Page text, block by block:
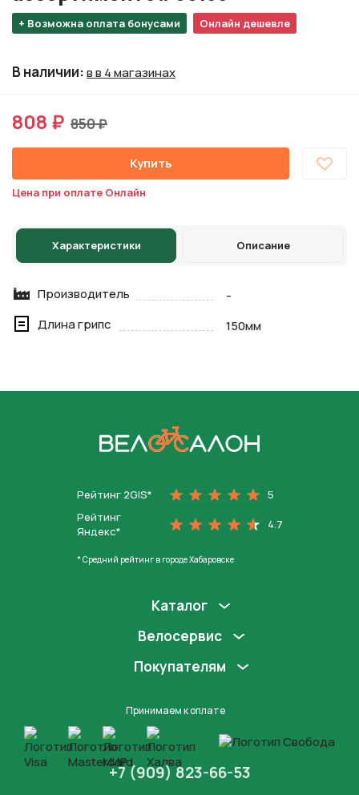
+ Возможна оплата бонусами Онлайн дешевле
В наличии:в в 4 магазинах
808 ₽ 850 ₽
Купить
Цена при оплате Онлайн
Характеристики Описание
Производитель
-
Длина грипс
150мм
Рейтинг 2GIS*
5
Рейтинг
Яндекс*
4.7
* Средний рейтинг в городе Хабаровске
Каталог
Велосервис
Покупателям
Принимаем к оплате
+7 (909) 823-66-53